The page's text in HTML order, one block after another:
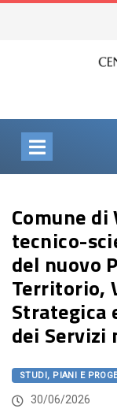
Comune
tecnico-
del nuovo
Territorio,
Strategica
dei Servizi
STUDI, PIANI E
30/06/2026